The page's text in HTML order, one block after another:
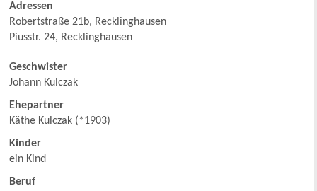
Adressen
Robertstraße 21b, Recklinghausen
Piusstr. 24, Recklinghausen
Geschwister
Johann Kulczak
Ehepartner
Käthe Kulczak (*1903)
Kinder
ein Kind
Beruf